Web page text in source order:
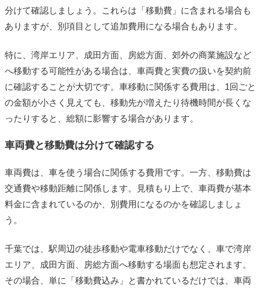
分けて確認しましょう。これらは「移動費」に含まれる場合も
ありますが、別項目として追加費用になる場合もあります。
特に、湾岸エリア、成田方面、房総方面、郊外の商業施設など
へ移動する可能性がある場合は、車両費と実費の扱いを契約前
に確認することが大切です。車移動に関係する費用は、1回ごと
の金額が小さく見えても、移動先が増えたり待機時間が長くな
ったりすると、総額に影響する場合があります。
車両費と移動費は分けて確認する
車両費は、車を使う場合に関係する費用です。一方、移動費は
交通費や移動距離に関係します。見積もり上で、車両費が基本
料金に含まれているのか、別費用になるのかを確認しましょ
う。
千葉では、駅周辺の徒歩移動や電車移動だけでなく、車で湾岸
エリア、成田方面、房総方面へ移動する場面も想定されます。
その場合、単に「移動費込み」と書かれているだけでは、車両